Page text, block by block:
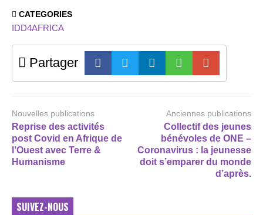
CATEGORIES
IDD4AFRICA
Partager
Nouvelles publications
Reprise des activités
post Covid en Afrique de
l’Ouest avec Terre &
Humanisme
Anciennes publications
Collectif des jeunes
bénévoles de ONE –
Coronavirus : la jeunesse
doit s’emparer du monde
d’après.
SUIVEZ-NOUS